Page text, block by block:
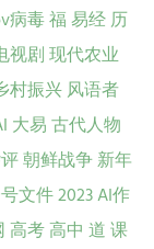
病毒福易经历
视剧现代农业
村振兴风语者
大易古代人物
朝鲜战争新年
文件2023AI作
高考高中 道课